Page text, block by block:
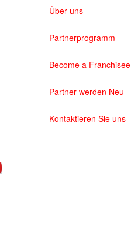
Über uns
Partnerprogramm
Become a Franchisee
Partner werden Neu
Kontaktieren Sie uns